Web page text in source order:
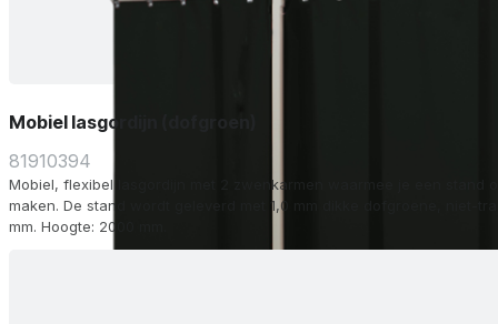
Mobiel lasgordijn (dofgroen)
81910394
Mobiel, flexibel lasgordijn met 2 zwenkarmen waarmee je een stand
maken. De stand wordt geleverd met 1,0 mm dikke dofgroene, niet-transparante
mm. Hoogte: 2000 mm.